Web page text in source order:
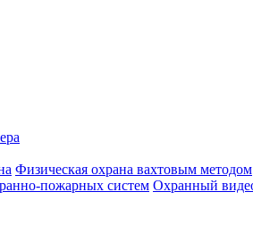
Физическая охрана вахтовым методом
пожарных систем Охранный